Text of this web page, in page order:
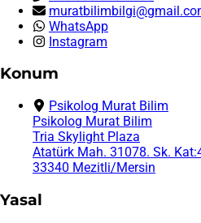
WhatsApp
Instagram
Konum
Psikolog Murat Bilim
Psikolog Murat Bilim
Tria Skylight Plaza
Atatürk Mah. 31078. Sk.
33340 Mezitli/Mersin
Yasal